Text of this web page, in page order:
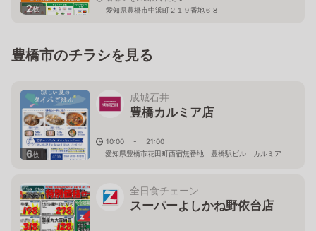
2枚
愛知県豊橋市中浜町２１９番地６８
豊橋市のチラシを見る
6枚
成城石井
豊橋カルミア店
10:00 - 21:00
愛知県豊橋市花田町西宿無番地 豊橋駅ビル カルミア
2F北館
全日食チェーン
スーパーよしかね野依台店